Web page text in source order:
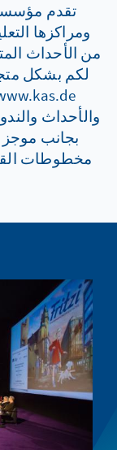
تقدم مؤسسة
ومراكزها
من الأحداث
لكم بشكل
والأحداث
بجانب موجز
مخطوطات